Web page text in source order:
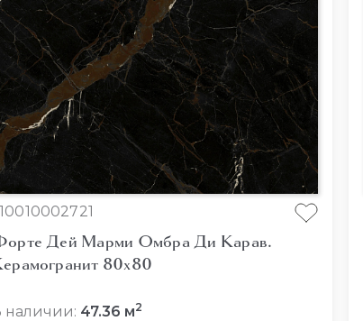
Дей Марми Омбра Ди Карав.
80x80
наличии: 47.36 м2